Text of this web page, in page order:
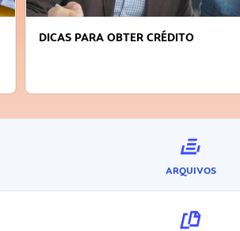
DICAS PARA OBTER CRÉDITO
ARQUIVOS